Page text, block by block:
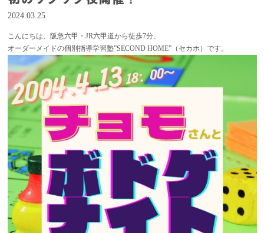
2024.03.25
こんにちは、阪急六甲・JR六甲道から徒歩7分、
オーダーメイドの個別指導学習塾”SECOND HOME”（セカホ）です。